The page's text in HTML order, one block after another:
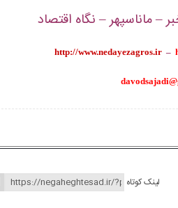
– ماناسپهر – نگاه اقتصاد
http://www.nedayezagros.ir –
لینک کوتاه